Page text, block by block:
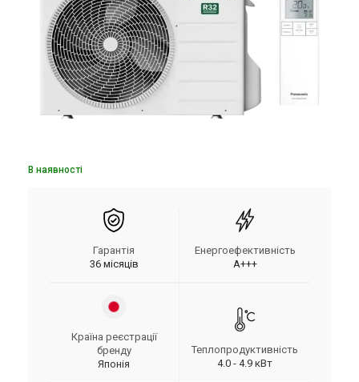
В наявності
Гарантія
36 місяців
Енергоефективність
A+++
Країна реєстрації
бренду
Японія
Теплопродуктивність
4.0 - 4.9 кВт